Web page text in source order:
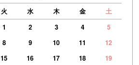
火 水 木 金
土
1
2 3 4
5
8 9 10 11
12
15 16 17 18
19